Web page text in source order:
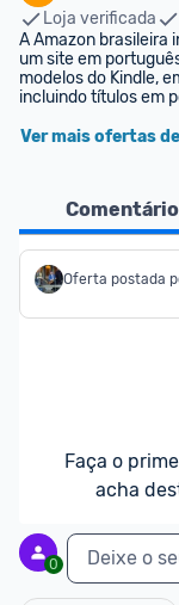
Loja verificada
A Amazon brasileira
um site em
modelos do Kindle,
incluindo títulos em
Ver mais ofertas
Oferta postada
Faça o
acha
0 Deixe o